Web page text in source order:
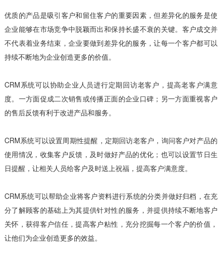
优质的产品是吸引客户和留住客户的重要因素，但差异化的服务是使
企业能够在市场竞争中脱颖而出和保持长盛不衰的关键。客户成交并
不代表着业务结束，企业要做到差异化的服务，让每一个客户都可以
持续不断地为企业创造更多的价值。
CRM系统可以协助企业人员进行定期回访老客户，提高老客户满意
度。一方面促成二次销售或传播正面的企业口碑；另一方面重视客户
的售后反馈有利于改进产品和服务。
CRM系统可以设置周期性提醒，定期回访老客户，询问客户对产品的
使用情况，收集客户反馈，及时做好产品的优化；也可以设置节日生
日提醒，让相关人员给客户及时送上祝福，提高客户满意度。
CRM系统可以帮助企业将客户资料进行系统的分类并做好归档，在充
分了解顾客的基础上为其提供针对性的服务，并提供持续不断地客户
关怀，获得客户信任，提高客户粘性，充分挖掘每一个客户的价值，
让他们为企业创造更多的效益。